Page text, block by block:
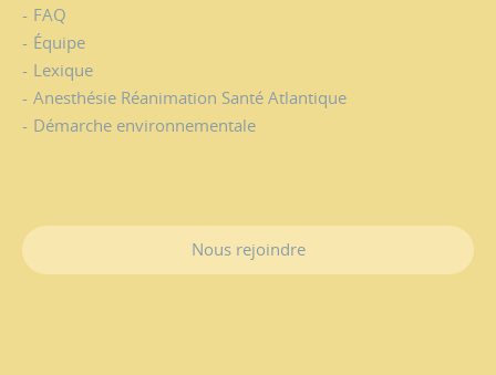
FAQ
Équipe
Lexique
Anesthésie Réanimation Santé Atlantique
Démarche environnementale
Nous rejoindre